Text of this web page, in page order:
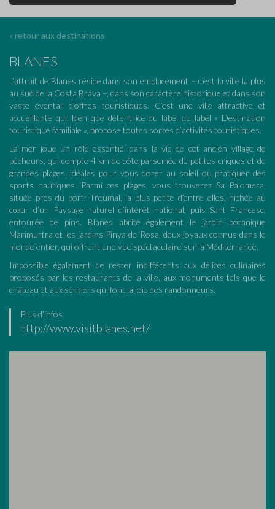
« retour aux destinations
BLANES
L’attrait de Blanes réside dans son emplacement – c’est la ville la plus
au sud de la Costa Brava –, dans son caractère historique et dans son
vaste éventail d’offres touristiques. C’est une ville attractive et
accueillante qui, bien que détentrice du label du label « Destination
touristique familiale », propose toutes sortes d’activités touristiques.
La mer joue un rôle essentiel dans la vie de cet ancien village de
pêcheurs, qui compte 4 km de côte parsemée de petites criques et de
grandes plages, idéales pour vous dorer au soleil ou pratiquer des
sports nautiques. Parmi ces plages, vous trouverez Sa Palomera,
située près du port; Treumal, la plus petite d’entre elles, nichée au
cœur d’un Paysage naturel d’intérêt national; puis Sant Francesc,
entourée de pins. Blanes abrite également le jardin botanique
Marimurtra et les jardins Pinya de Rosa, deux joyaux connus dans le
monde entier, qui offrent une vue spectaculaire sur la Méditerranée.
Impossible également de rester indifférents aux délices culinaires
proposés par les restaurants de la ville, aux monuments tels que le
château et aux sentiers qui font la joie des randonneurs.
Plus d’infos
http://www.visitblanes.net/